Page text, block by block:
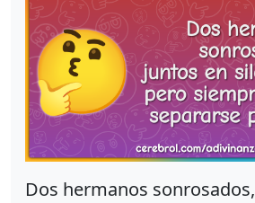
Dos hermanos sonrosados,